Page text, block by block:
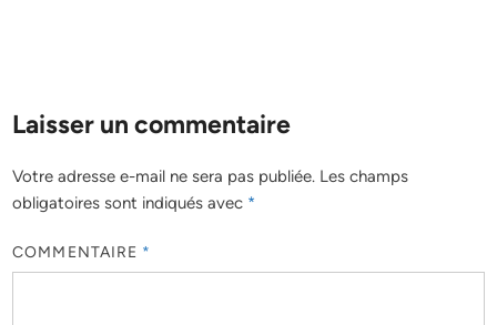
Laisser un commentaire
Votre adresse e-mail ne sera pas publiée. Les champs
obligatoires sont indiqués avec *
COMMENTAIRE *